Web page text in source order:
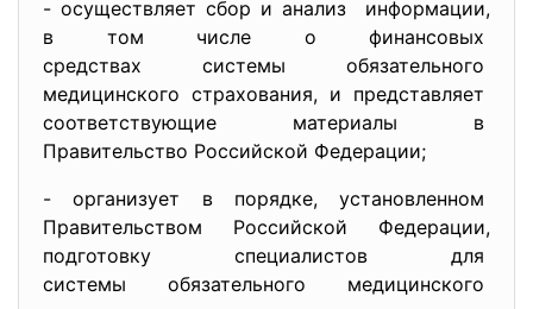
- осуществляет сбор и анализ информации,
в том числе о финансовых
средствах системы обязательного
медицинского страхования, и представляет
соответствующие материалы в
Правительство Российской Федерации;
- организует в порядке, установленном
Правительством Российской Федерации,
подготовку специалистов для
системы обязательного медицинского